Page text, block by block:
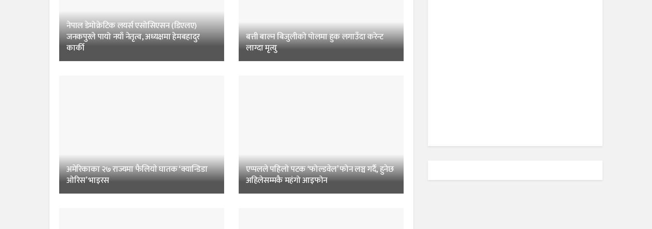
नेपाल डेमोक्रेटिक लयर्स एसोसिएसन (डिएलए)
जनकपुरले पायो नयाँ नेतृत्व, अध्यक्षमा हेमबहादुर
कार्की
बत्ती बाल्न बिजुलीको पोलमा हुक लगाउँदा करेन्ट
लाग्दा मृत्यु
अमेरिकाका २७ राज्यमा फैलियाे घातक ‘क्यान्डिडा
ओरिस’ भाइरस
एप्पलले पहिलो पटक ‘फोल्डवेल’ फोन लञ्च गर्दै, हुनेछ
अहिलेसम्मकै महंगो आइफोन